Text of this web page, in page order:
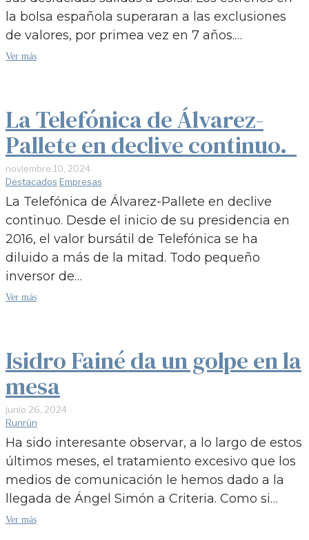
la bolsa española superaran a las exclusiones
de valores, por primea vez en 7 años.…
Ver más
La Telefónica de Álvarez-
Pallete en declive continuo.
noviembre 10, 2024
Destacados·Empresas
La Telefónica de Álvarez-Pallete en declive
continuo. Desde el inicio de su presidencia en
2016, el valor bursátil de Telefónica se ha
diluido a más de la mitad. Todo pequeño
inversor de…
Ver más
Isidro Fainé da un golpe en la
mesa
junio 26, 2024
Runrún
Ha sido interesante observar, a lo largo de estos
últimos meses, el tratamiento excesivo que los
medios de comunicación le hemos dado a la
llegada de Ángel Simón a Criteria. Como si…
Ver más